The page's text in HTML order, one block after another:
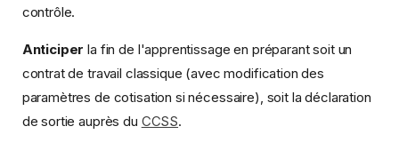
contrôle.
Anticiper la fin de l'apprentissage en préparant soit un
contrat de travail classique (avec modification des
paramètres de cotisation si nécessaire), soit la déclaration
de sortie auprès du CCSS.